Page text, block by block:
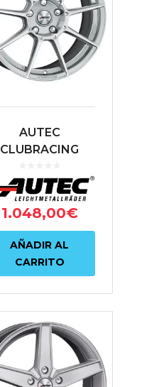
AUTEC
CLUBRACING
72.6 PLATA
1.048,00€
AÑADIR AL
CARRITO